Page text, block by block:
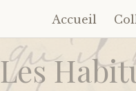
Accéder
au
contenu
principal
Accueil
Les